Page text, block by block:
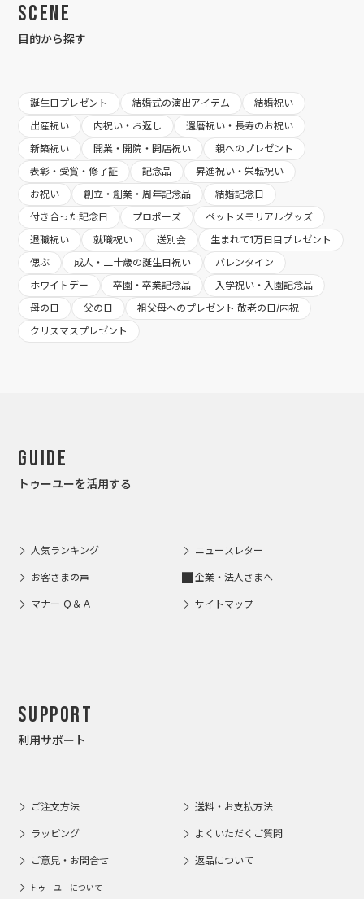
Scene
目的から探す
誕生日プレゼント 結婚式の演出アイテム
結婚祝い
出産祝い
内祝い・お返し
還暦祝い・長寿のお祝い
新築祝い
開業・開院・開店祝い
親へのプレゼント
表彰・受賞・修了証
記念品
昇進祝い・栄転祝い
お祝い
創立・創業・周年記念品
結婚記念日
付き合った記念日
プロポーズ
ペットメモリアルグッズ
退職祝い
就職祝い 送別会
生まれて1万日目プレゼント
偲ぶ
成人・二十歳の誕生日祝い
バレンタイン
ホワイトデー
卒園・卒業記念品
入学祝い・入園記念品
母の日
父の日
祖父母へのプレゼント 敬老の日/内祝
クリスマスプレゼント
Guide
トゥーユーを活用する
人気ランキング ニュースレター
お客さまの声 企業・法人さまへ
マナー Ｑ＆Ａ サイトマップ
Support
利用サポート
ご注文方法 送料・お支払方法
ラッピング よくいただくご質問
ご意見・お問合せ 返品について
トゥーユーについて